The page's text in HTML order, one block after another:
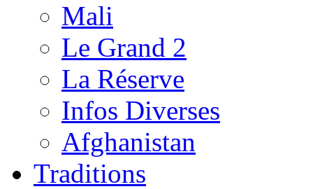
Mali
Le Grand 2
La Réserve
Infos Diverses
Afghanistan
Traditions